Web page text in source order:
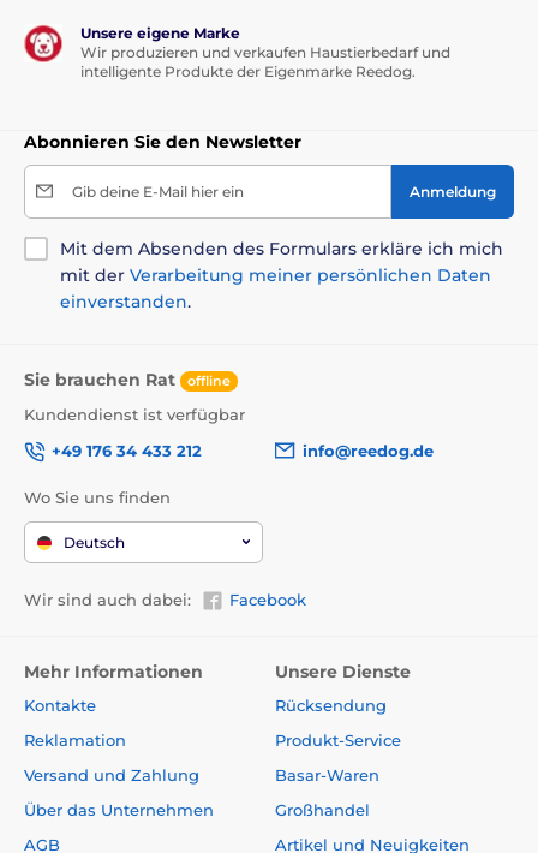
Flüssigkeitszufuhr und beugt gesundheitlichen
Problemen vor.
Nachteile
Keine
Lieferumfang
4 Stück Filter für die Cheerble-Springbrunnen Elfin
Technische Daten können ohne ausdrückliche
lediglich zur Illustration.
Unsere eigene Marke
Wir produzieren und verkaufen Haustierbedarf und
intelligente Produkte der Eigenmarke Reedog.
Abonnieren Sie den Newsletter
Gib deine E-Mail hier ein Anmeldung
Mit dem Absenden des Formulars erkläre ich mich
mit der Verarbeitung meiner persönlichen Daten
einverstanden.
Sie brauchen Rat offline
Kundendienst ist verfügbar
+49 176 34 433 212
info@reedog.de
Wo Sie uns finden
Deutsch
Wir sind auch dabei: Facebook
Mehr Informationen
Kontakte
Reklamation
Versand und Zahlung
Über das Unternehmen
AGB
Unsere Dienste
Rücksendung
Produkt-Service
Basar-Waren
Großhandel
Artikel und Neuigkeiten